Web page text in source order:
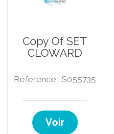
Copy Of SET
CLOWARD
Reference : S055735
Voir